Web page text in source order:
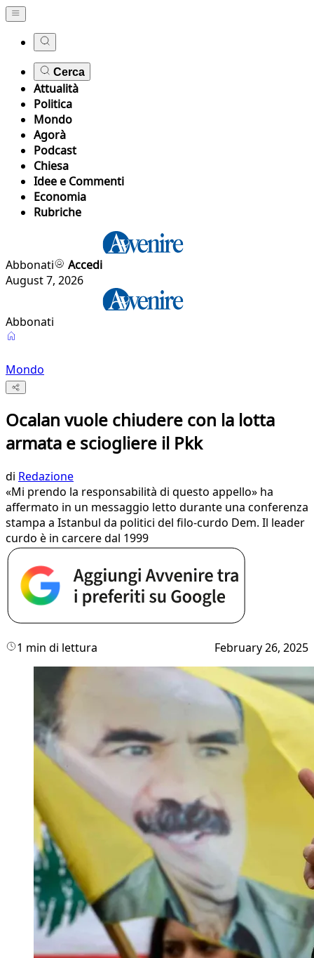
Cerca
Attualità
Politica
Mondo
Agorà
Podcast
Chiesa
Idee e Commenti
Economia
Rubriche
Abbonati
Accedi
August 7, 2026
Abbonati
Mondo
Ocalan vuole chiudere con la lotta
armata e sciogliere il Pkk
di Redazione
«Mi prendo la responsabilità di questo appello» ha
affermato in un messaggio letto durante una conferenza
stampa a Istanbul da politici del filo-curdo Dem. Il leader
curdo è in carcere dal 1999
1 min di lettura February 26, 2025